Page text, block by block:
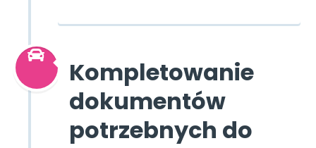
Kompletowanie
dokumentów
potrzebnych do